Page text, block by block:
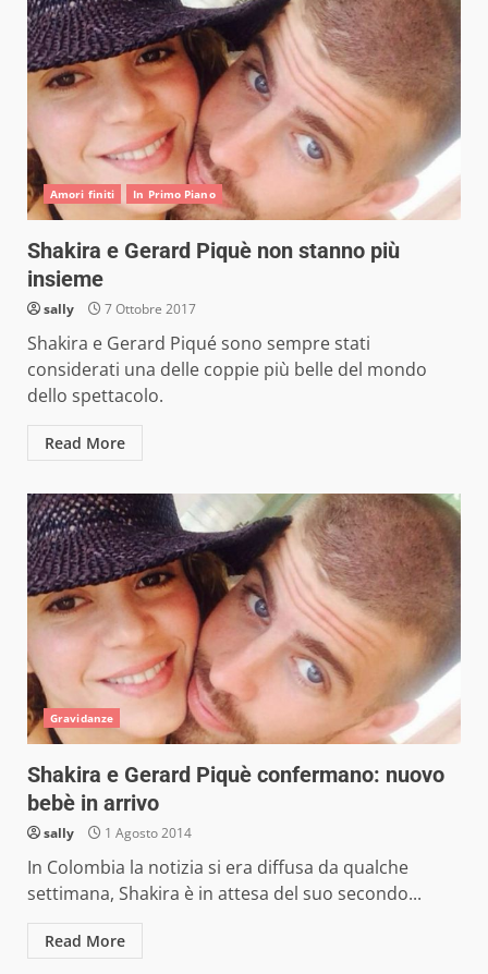
Amori finiti In Primo Piano
Shakira e Gerard Piquè non stanno più
insieme
sally 7 Ottobre 2017
Shakira e Gerard Piqué sono sempre stati
considerati una delle coppie più belle del mondo
dello spettacolo.
Read More
Gravidanze
Shakira e Gerard Piquè confermano: nuovo
bebè in arrivo
sally 1 Agosto 2014
In Colombia la notizia si era diffusa da qualche
settimana, Shakira è in attesa del suo secondo...
Read More